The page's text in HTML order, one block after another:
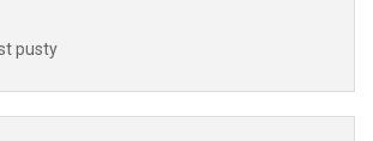
pusty